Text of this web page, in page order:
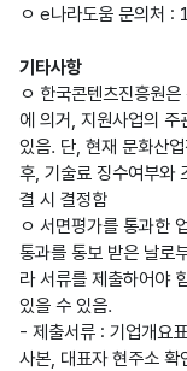
ㅇ e나라도움 문의
기타사항
ㅇ 한국콘텐츠진흥원
에 의거, 지원사업의
있음. 단, 현재 문화산
후, 기술료 징수여부와
결 시 결정함
ㅇ 서면평가를 통과한
통과를 통보 받은 날로
라 서류를 제출하어야
있을 수 있음.
- 제출서류 : 기업개요
사본, 대표자 현주소